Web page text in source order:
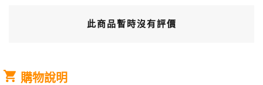
此商品暫時沒有評價
購物說明